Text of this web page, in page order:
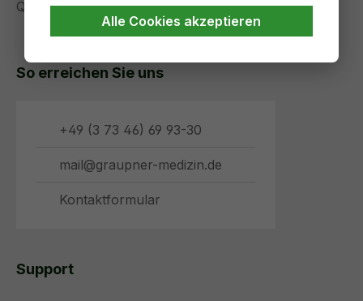
Qualitätsmanagement
So erreichen Sie uns
+49 (3 73 46) 69 93-30
mail@graupner-medizin.de
Kontaktformular
Support
Alle Cookies akzeptieren